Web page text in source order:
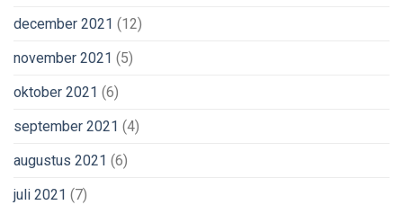
december 2021 (12)
november 2021 (5)
oktober 2021 (6)
september 2021 (4)
augustus 2021 (6)
juli 2021 (7)